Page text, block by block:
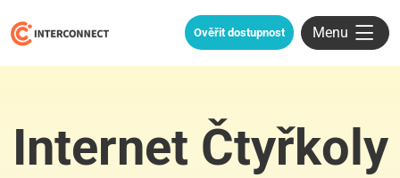
Ověřit dostupnost Menu
Internet Čtyřkoly